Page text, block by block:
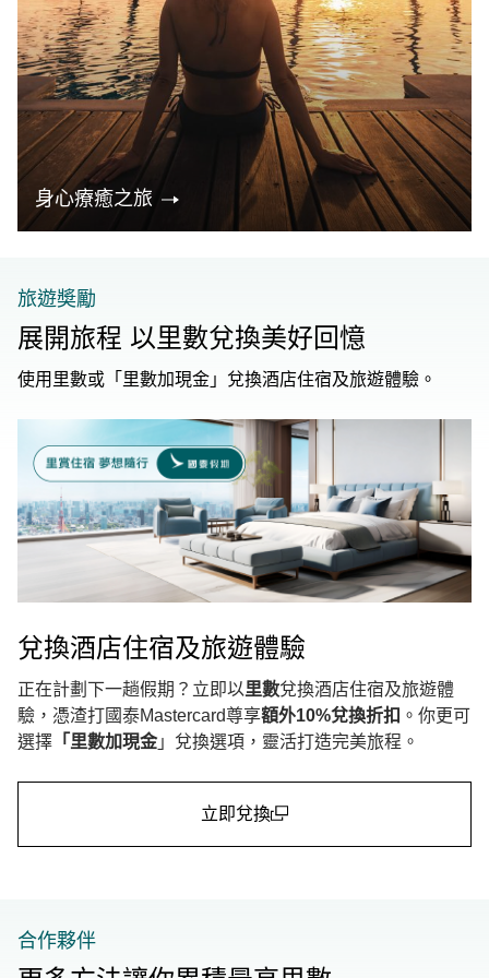
身心療癒之旅
旅遊奬勵
展開旅程 以里數兌換美好回憶
使用里數或「里數加現金」兌換酒店住宿及旅遊體驗。
兌換酒店住宿及旅遊體驗
正在計劃下一趟假期？立即以里數兌換酒店住宿及旅遊體
驗，憑渣打國泰Mastercard尊享額外10%兌換折扣 。你更可
選擇 「里數加現金 」兌換選項，靈活打造完美旅程。
立即兌換
合作夥伴